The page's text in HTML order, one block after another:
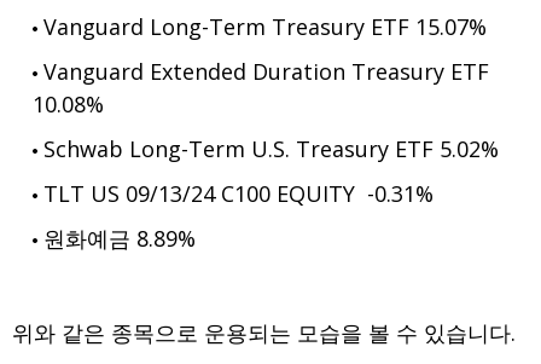
Vanguard Long-Term Treasury ETF 15.07%
Vanguard Extended Duration Treasury ETF
10.08%
Schwab Long-Term U.S. Treasury ETF 5.02%
TLT US 09/13/24 C100 EQUITY -0.31%
원화예금 8.89%
위와 같은 종목으로 운용되는 모습을 볼 수 있습니다.